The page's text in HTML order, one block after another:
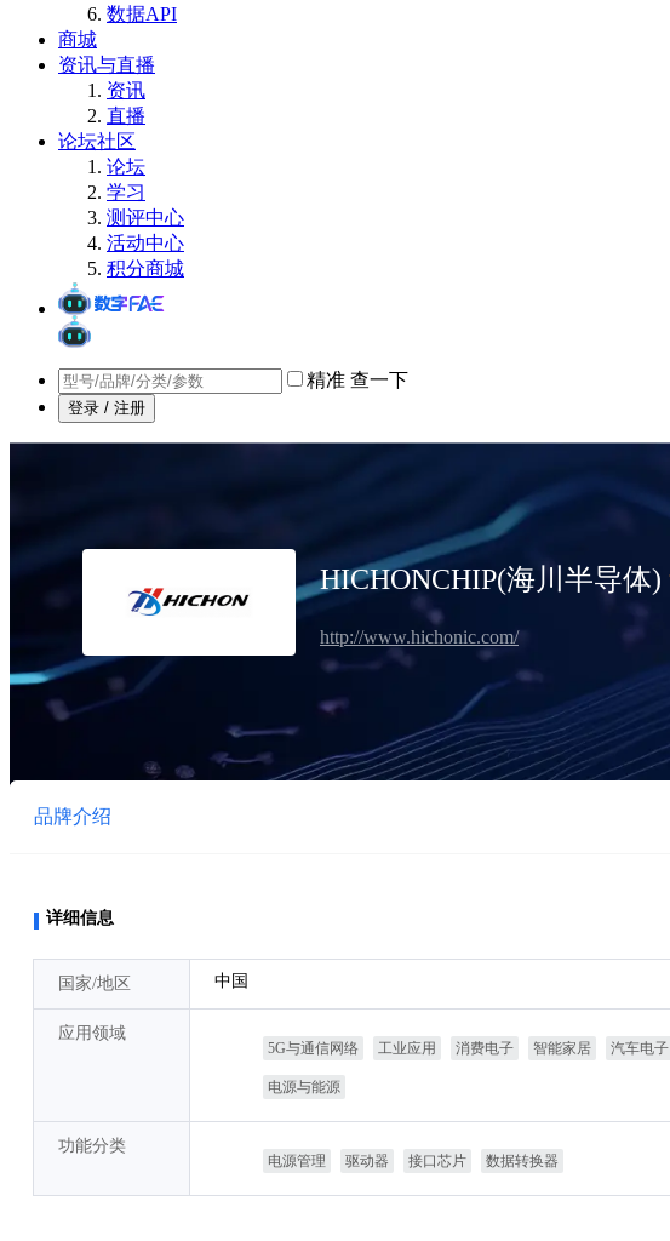
数据API
商城
资讯与直播
资讯
直播
论坛社区
论坛
学习
测评中心
活动中心
积分商城
精准 查一下
登录 / 注册
HICHONCHIP(海川半导体)
http://www.hichonic.com/
品牌介绍
型号
交叉搜索
详细信息
国家/地区 中国
应用领域
5G与通信网络 工业应用 消费电子 智能家居 汽车电子
电源与能源
功能分类
电源管理 驱动器 接口芯片 数据转换器